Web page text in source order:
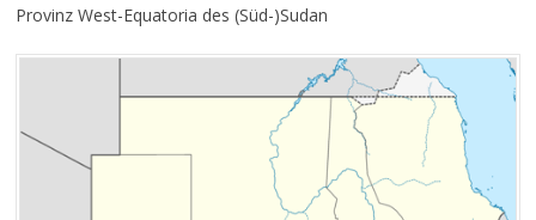
Provinz West-Equatoria des (Süd-)Sudan